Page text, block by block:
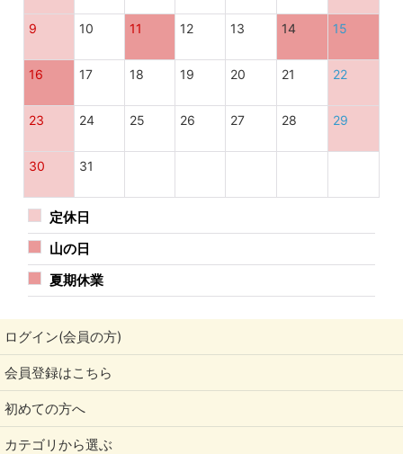
9 10 11 12 13 14 15
16 17 18 19 20 21 22
23 24 25 26 27 28 29
30 31
定休日
山の日
夏期休業
ログイン(会員の方)
会員登録はこちら
初めての方へ
カテゴリから選ぶ